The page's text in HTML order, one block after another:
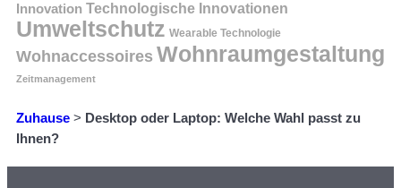
Innovation Technologische Innovationen
Umweltschutz Wearable Technologie
Wohnaccessoires Wohnraumgestaltung
Zeitmanagement
Zuhause > Desktop oder Laptop: Welche Wahl passt zu
Ihnen?